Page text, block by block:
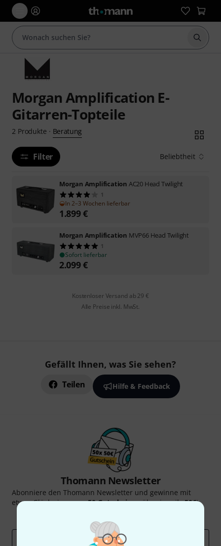
Suche
Morgan Amplification E-
Gitarren-Topteile
2 Produkte · Beratung
Filter Beliebtheit
Morgan Amplification AC20 Head Twilight
1
In 2–3 Wochen lieferbar
1.899€
Morgan Amplification MVP66 Head Twilight
1
Sofort lieferbar
2.099€
Kostenloser Versand ab 29 €
Alle Preise inkl. MwSt.
Gefällt Ihnen, was Sie sehen?
Teilen Hilfe & Feedback
Thomann Newsletter
Abonniere den Thomann Newsletter und gewinne mit
etwas Glück einen von50 Gutscheinenüber jeweils50€!